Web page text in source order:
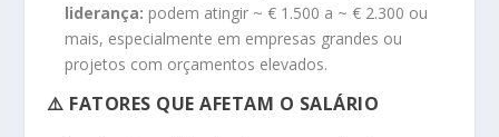
liderança: podem atingir ~ € 1.500 a ~ € 2.300 ou
mais, especialmente em empresas grandes ou
projetos com orçamentos elevados.
⚠️ FATORES QUE AFETAM O SALÁRIO